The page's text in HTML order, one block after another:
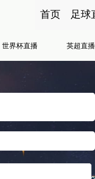
首页 足球
世界杯直播 英超直播